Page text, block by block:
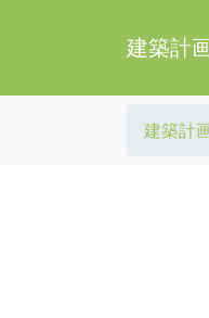
建築計
建築計